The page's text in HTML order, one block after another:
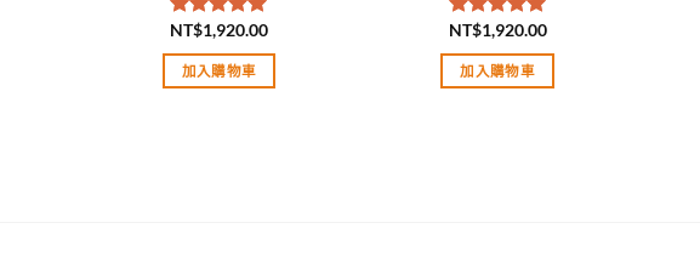
評分5.00
滿分 5
NT$1,920.00
加入購物車
評分5.00
滿分 5
NT$1,920.00
加入購物車